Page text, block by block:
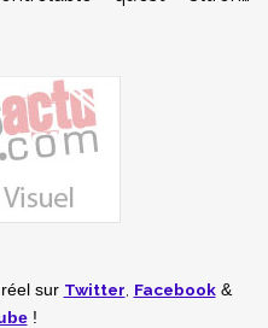
sur Twitter Facebook&
!